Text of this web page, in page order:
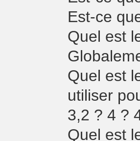
Est-ce
Quel est
Quel est
utiliser
3,2 ? 4 ?
Quel est